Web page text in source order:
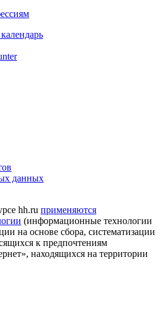
данных
hh.ru применяются
(информационные технологии
на основе сбора, систематизации
к предпочтениям
находящихся на территории